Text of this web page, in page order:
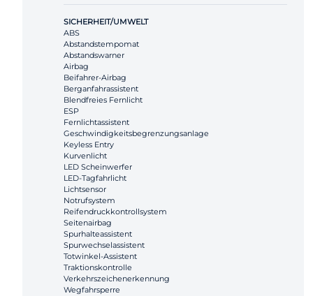
SICHERHEIT/UMWELT
ABS
Abstandstempomat
Abstandswarner
Airbag
Beifahrer-Airbag
Berganfahrassistent
Blendfreies Fernlicht
ESP
Fernlichtassistent
Geschwindigkeitsbegrenzungsanlage
Keyless Entry
Kurvenlicht
LED Scheinwerfer
LED-Tagfahrlicht
Lichtsensor
Notrufsystem
Reifendruckkontrollsystem
Seitenairbag
Spurhalteassistent
Spurwechselassistent
Totwinkel-Assistent
Traktionskontrolle
Verkehrszeichenerkennung
Wegfahrsperre